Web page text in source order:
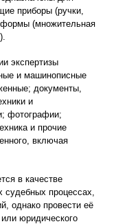
приборы (ручки,
(множительная
экспертизы
и машинописные
документы,
и
фотографии;
и прочие
включая
в качестве
судебных процессах,
однако провести её
юридического